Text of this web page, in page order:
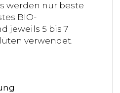
werden nur beste
BIO-
jeweils 5 bis 7
verwendet.